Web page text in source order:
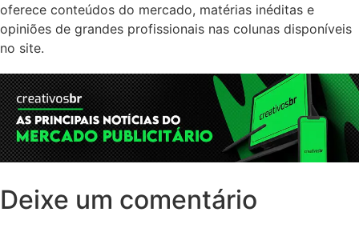
oferece conteúdos do mercado, matérias inéditas e
opiniões de grandes profissionais nas colunas disponíveis
no site.
Deixe um comentário